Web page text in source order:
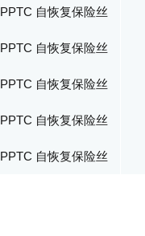
PPTC 自恢复保险丝
PPTC 自恢复保险丝
PPTC 自恢复保险丝
PPTC 自恢复保险丝
PPTC 自恢复保险丝